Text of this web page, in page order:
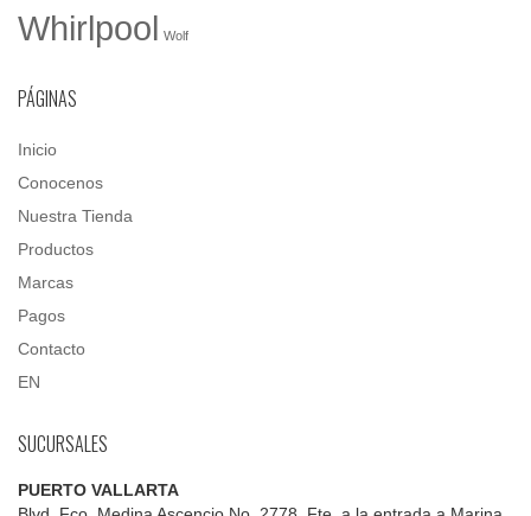
Whirlpool Wolf
PÁGINAS
Inicio
Conocenos
Nuestra Tienda
Productos
Marcas
Pagos
Contacto
EN
SUCURSALES
PUERTO VALLARTA